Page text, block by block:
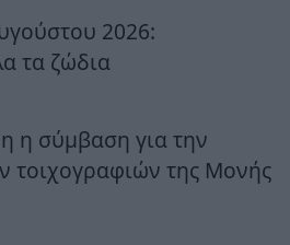
2026:
τα ζώδια
η σύμβαση για την
τοιχογραφιών της Μονής